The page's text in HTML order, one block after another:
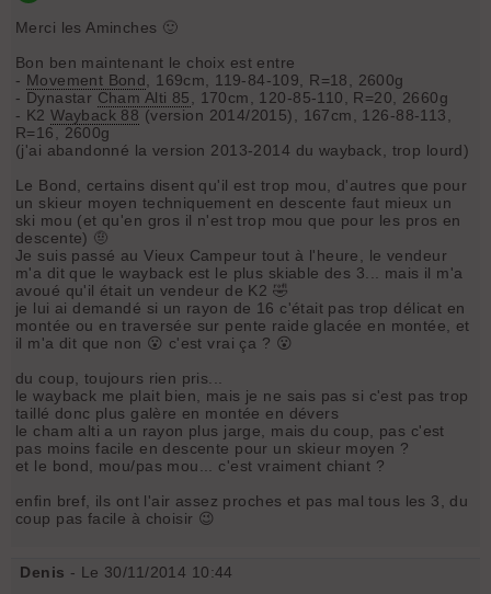
Merci les Aminches 🙂
Bon ben maintenant le choix est entre
- Movement Bond , 169cm, 119-84-109, R=18, 2600g
- Dynastar Cham Alti 85
, 170cm, 120-85-110, R=20, 2660g
- K2Wayback 88 (version 2014/2015), 167cm, 126-88-113,
R=16, 2600g
(j'ai abandonné la version 2013-2014 du wayback, trop lourd)
Le Bond, certains disent qu'il est trop mou, d'autres que pour
un skieur moyen techniquement en descente faut mieux un
ski mou (et qu'en gros il n'est trop mou que pour les pros en
descente) 🤨
Je suis passé au Vieux Campeur tout à l'heure, le vendeur
m'a dit que le wayback est le plus skiable des 3... mais il m'a
avoué qu'il était un vendeur de K2 🤣
je lui ai demandé si un rayon de 16 c'était pas trop délicat en
montée ou en traversée sur pente raide glacée en montée, et
il m'a dit que non 😮 c'est vrai ça ? 😮
du coup, toujours rien pris...
le wayback me plait bien, mais je ne sais pas si c'est pas trop
taillé donc plus galère en montée en dévers
le cham alti a un rayon plus jarge, mais du coup, pas c'est
pas moins facile en descente pour un skieur moyen ?
et le bond, mou/pas mou... c'est vraiment chiant ?
enfin bref, ils ont l'air assez proches et pas mal tous les 3, du
coup pas facile à choisir 😉
Denis - Le 30/11/2014 10:44